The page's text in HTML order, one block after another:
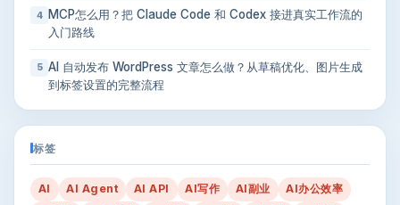
4
MCP怎么用？把 Claude Code 和 Codex 接进真实工作流的
入门路线
5 AI 自动发布 WordPress 文章怎么做？从草稿优化、图片生成
到标签设置的完整流程
标签
AI AI Agent AI API AI写作 AI副业
AI办公效率